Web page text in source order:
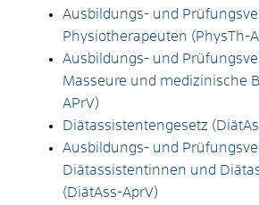
Ausbildungs- und
Physiotherapeuten (PhysTh-
Ausbildungs- und
Masseure und medizinische
APrV)
Diätassistentengesetz
Ausbildungs- und
Diätassistentinnen und
(DiätAss-AprV)